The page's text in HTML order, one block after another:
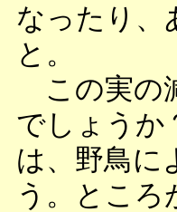
なったり、
と。
この実の
でしょうか
は、野鳥に
う。ところ